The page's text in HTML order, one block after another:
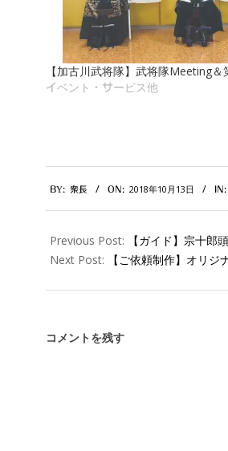
【加古川武将隊】武将隊Meeting
イベント・サービス他
10-
13
BY: 衆長 ON: 2018年10月13日 IN:
Previous Post:
【ガイド】宗十郎
Next Post:
【ご依頼制作】オリ
コメントを残す